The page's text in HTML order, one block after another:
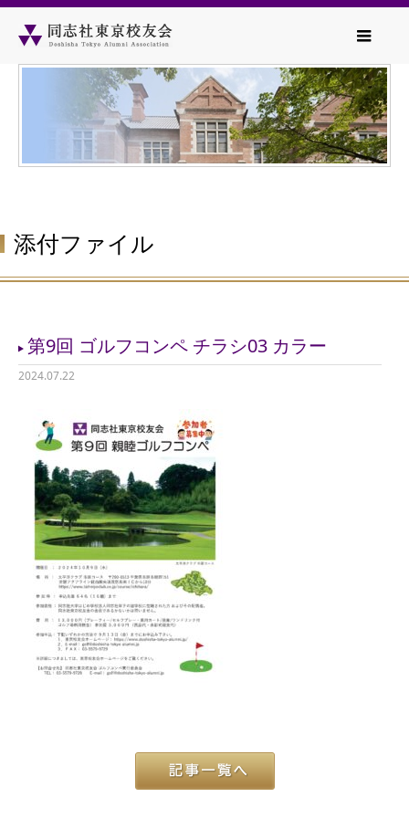
添付ファイル
第9回 ゴルフコンペ チラシ03 カラー
2024.07.22